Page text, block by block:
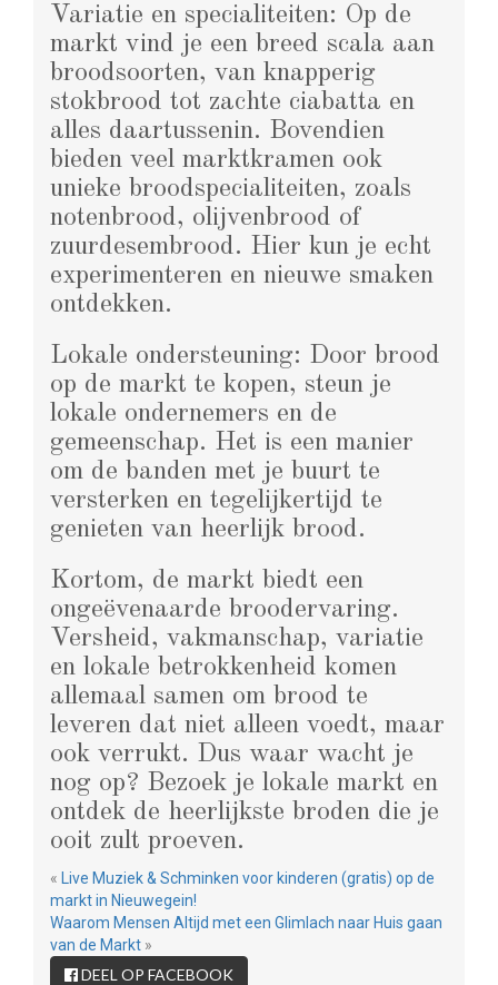
Variatie en specialiteiten: Op de
markt vind je een breed scala aan
broodsoorten, van knapperig
stokbrood tot zachte ciabatta en
alles daartussenin. Bovendien
bieden veel marktkramen ook
unieke broodspecialiteiten, zoals
notenbrood, olijvenbrood of
zuurdesembrood. Hier kun je echt
experimenteren en nieuwe smaken
ontdekken.
Lokale ondersteuning: Door brood
op de markt te kopen, steun je
lokale ondernemers en de
gemeenschap. Het is een manier
om de banden met je buurt te
versterken en tegelijkertijd te
genieten van heerlijk brood.
Kortom, de markt biedt een
ongeëvenaarde broodervaring.
Versheid, vakmanschap, variatie
en lokale betrokkenheid komen
allemaal samen om brood te
leveren dat niet alleen voedt, maar
ook verrukt. Dus waar wacht je
nog op? Bezoek je lokale markt en
ontdek de heerlijkste broden die je
ooit zult proeven.
«
Live Muziek & Schminken voor kinderen (gratis) op de
markt in Nieuwegein!
Waarom Mensen Altijd met een Glimlach naar Huis gaan
van de Markt »
DEEL OP FACEBOOK